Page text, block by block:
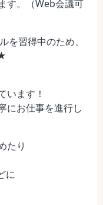
す。（Web会議可
を習得中のため、
います！
にお仕事を進行し
たり
に